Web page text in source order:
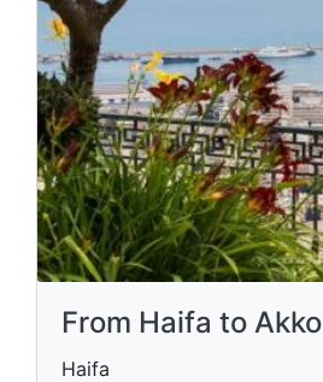
From Haifa to Akko
Haifa